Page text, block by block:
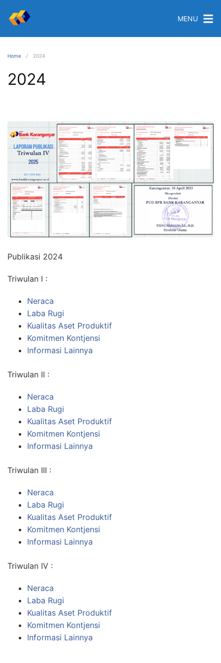
MENU
Home 2024
2024
Publikasi 2024
Triwulan I :
Neraca
Laba Rugi
Kualitas Aset Produktif
Komitmen Kontjensi
Informasi Lainnya
Triwulan II :
Neraca
Laba Rugi
Kualitas Aset Produktif
Komitmen Kontjensi
Informasi Lainnya
Triwulan III :
Neraca
Laba Rugi
Kualitas Aset Produktif
Komitmen Kontjensi
Informasi Lainnya
Triwulan IV :
Neraca
Laba Rugi
Kualitas Aset Produktif
Komitmen Kontjensi
Informasi Lainnya